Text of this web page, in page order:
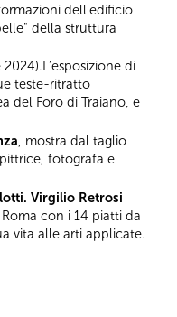
dell'edificio
della struttura
di
teste-ritratto
del Foro di Traiano, e
, mostra dal taglio
fotografa e
Virgilio Retrosi
con i 14 piatti da
vita alle arti applicate.